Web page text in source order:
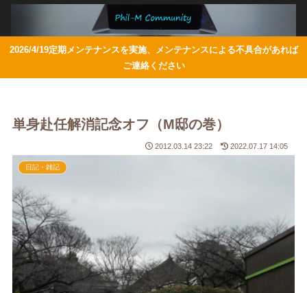
2026/4/19定期メンテナンスを実施、メンテナンスによる不具合があれば
ご連絡ください
単身赴任解消記念オフ（M邸の巻）
2012.03.14 23:22 2022.07.17 14:05
日記・雑記